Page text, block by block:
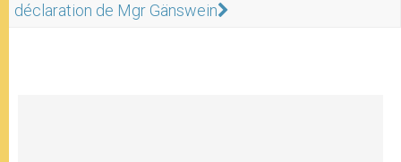
déclaration de Mgr Gänswein